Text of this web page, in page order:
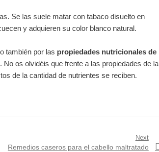
Se las suele matar con tabaco disuelto en
y adquieren su color blanco natural.
también por las propiedades nutricionales de
os olvidéis que frente a las propiedades de la
de la cantidad de nutrientes se reciben.
Next
Next
Remedios caseros para el cabello maltratado